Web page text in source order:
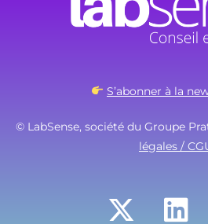
S’abonner à la
© LabSense, société du Groupe
légales /